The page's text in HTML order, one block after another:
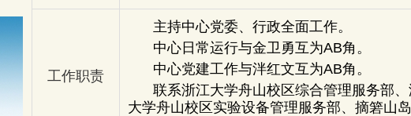
工作职责
主持中心党委、行政全面工作。
中心日常运行与金卫勇互为AB角。
中心党建工作与泮红文互为AB角。
联系浙江大学舟山校区综合管理服务部
大学舟山校区实验设备管理服务部、摘箬山